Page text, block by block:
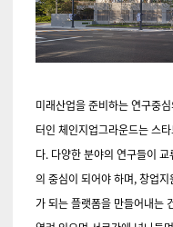
미래산업을 준비하는 연구중
터인 체인지업그라운드는 스
다. 다양한 분야의 연구들이
의 중심이 되어야 하며, 창업
가 되는 플랫폼을 만들어내는